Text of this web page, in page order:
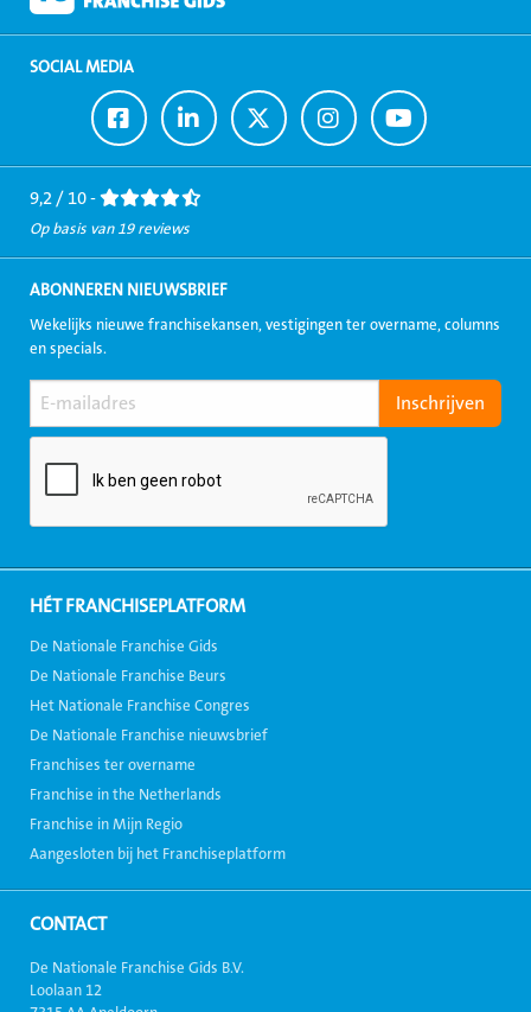
SOCIAL MEDIA
Ga
naar
Facebook
Ga
naar
LinkedIn
Ga
naar
Twitter
Ga
naar
Instagram
Ga
naar
Youtube
9,2 / 10 -
Op basis van 19 reviews
ABONNEREN NIEUWSBRIEF
Wekelijks nieuwe franchisekansen, vestigingen ter overname, columns
en specials.
HÉT FRANCHISEPLATFORM
De Nationale Franchise Gids
De Nationale Franchise Beurs
Het Nationale Franchise Congres
De Nationale Franchise nieuwsbrief
Franchises ter overname
Franchise in the Netherlands
Franchise in Mijn Regio
Aangesloten bij het Franchiseplatform
CONTACT
De Nationale Franchise Gids B.V.
Loolaan 12